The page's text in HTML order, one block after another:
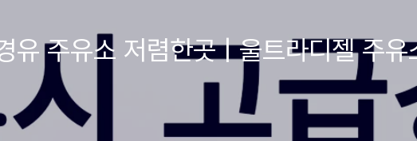
유 주유소 저렴한곳 | 울트라디젤 주유